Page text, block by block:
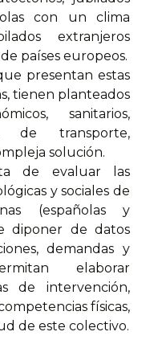
con un clima
extranjeros
países europeos.
presentan estas
tienen planteados
sanitarios,
de transporte,
solución.
de evaluar las
y sociales de
(españolas y
diponer de datos
demandas y
elaborar
de intervención,
físicas,
de este colectivo.